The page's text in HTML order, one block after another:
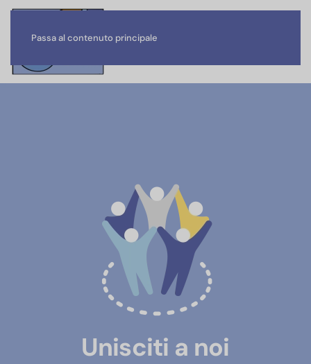
Passa al contenuto principale
Unisciti a noi